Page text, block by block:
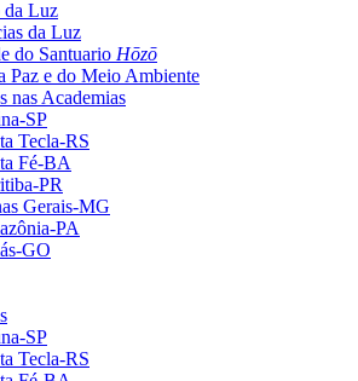
da Luz
da Luz
do Santuario Hōzō
Paz e do Meio Ambiente
nas Academias
SP
Tecla-RS
Fé-BA
PR
Gerais-MG
PA
GO
SP
Tecla-RS